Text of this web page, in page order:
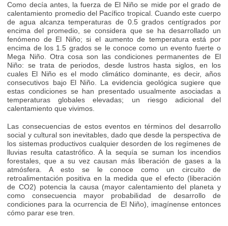
Como decía antes, la fuerza de El Niño se mide por el grado de
calentamiento promedio del Pacífico tropical. Cuando este cuerpo
de agua alcanza temperaturas de 0.5 grados centígrados por
encima del promedio, se considera que se ha desarrollado un
fenómeno de El Niño; si el aumento de temperatura está por
encima de los 1.5 grados se le conoce como un evento fuerte o
Mega Niño. Otra cosa son las condiciones permanentes de El
Niño: se trata de periodos, desde lustros hasta siglos, en los
cuales El Niño es el modo climático dominante, es decir, años
consecutivos bajo El Niño. La evidencia geológica sugiere que
estas condiciones se han presentado usualmente asociadas a
temperaturas globales elevadas; un riesgo adicional del
calentamiento que vivimos.
Las consecuencias de estos eventos en términos del desarrollo
social y cultural son inevitables, dado que desde la perspectiva de
los sistemas productivos cualquier desorden de los regímenes de
lluvias resulta catastrófico. A la sequía se suman los incendios
forestales, que a su vez causan más liberación de gases a la
atmósfera. A esto se le conoce como un circuito de
retroalimentación positiva en la medida que el efecto (liberación
de CO2) potencia la causa (mayor calentamiento del planeta y
como consecuencia mayor probabilidad de desarrollo de
condiciones para la ocurrencia de El Niño), imagínense entonces
cómo parar ese tren.